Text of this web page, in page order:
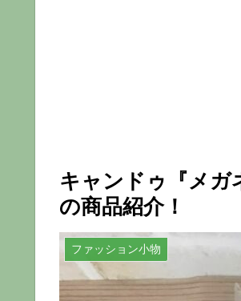
キャンドゥ『メガ
の商品紹介！
ファッション小物